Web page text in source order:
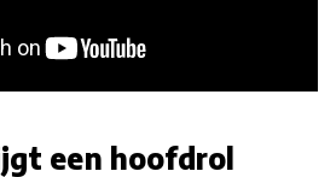
een hoofdrol